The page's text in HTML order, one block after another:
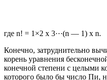
где n! = 1×2 x 3···(n — 1) x n.
Конечно, затруднительно
корень уравнения
конечной степени с целыми
которого было бы число Пи,